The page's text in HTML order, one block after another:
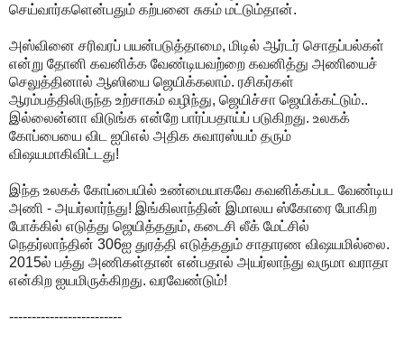
செய்வார்களென்பதும் கற்பனை சுகம் மட்டும்தான்.
அஸ்வினை சரிவரப் பயன்படுத்தாமை, மிடில் ஆர்டர் சொதப்பல்கள்
என்று தோனி கவனிக்க வேண்டியவற்றை கவனித்து அணியைச்
செலுத்தினால் ஆஸியை ஜெயிக்கலாம். ரசிகர்கள்
ஆரம்பத்திலிருந்த உற்சாகம் வழிந்து, ஜெயிச்சா ஜெயிக்கட்டும்..
இல்லைன்னா விடுங்க என்றே பார்ப்பதாய்ப் படுகிறது. உலகக்
கோப்பையை விட ஐபிஎல் அதிக சுவாரஸ்யம் தரும்
விஷயமாகிவிட்டது!
இந்த உலகக் கோப்பையில் உண்மையாகவே கவனிக்கப்பட வேண்டிய
அணி - அயர்லார்ந்து! இங்கிலாந்தின் இமாலய ஸ்கோரை போகிற
போக்கில் எடுத்து ஜெயித்ததும், கடைசி லீக் மேட்சில்
நெதர்லாந்தின் 306ஐ துரத்தி எடுத்ததும் சாதாரண விஷயமில்லை.
2015ல் பத்து அணிகள்தான் என்பதால் அயர்லாந்து வருமா வராதா
என்கிற ஐயமிருக்கிறது. வரவேண்டும்!
-------------------------